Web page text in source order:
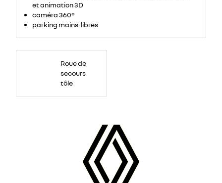
et animation 3D
caméra 360°
parking mains-libres
Roue de
secours
tôle